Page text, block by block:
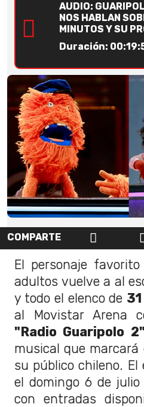
AUDIO:
NOS HABLAN
MINUTOS Y SU
Duración:
COMPARTE
El personaje
adultos vuelve a al
y todo el elenco de
al Movistar Arena
"Radio Guaripolo 2"
musical que marcará
su público chileno. El
el domingo 6 de
con entradas